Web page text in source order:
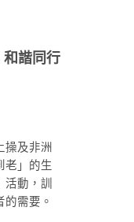
諧同行
操及非洲
老」的生
動，訓
需要。